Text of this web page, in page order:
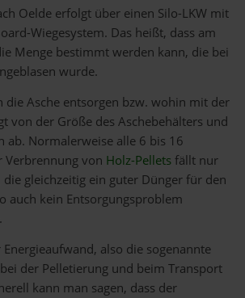
Oelde erfolgt über einen Silo-LKW mit
Wiegesystem. Das heißt, dass am
Menge bestimmt werden kann, die bei
wurde.
die Asche entsorgen bzw. wohin mit der
von der Größe des Aschebehälters und
ab. Normalerweise alle 6 bis 16
Verbrennung von Holz-Pelletsfällt nur
die gleichzeitig ein guter Dünger für den
auch kein Entsorgungsproblem
also die sogenannte
der Pelletierung und beim Transport
kann man sagen, dass der